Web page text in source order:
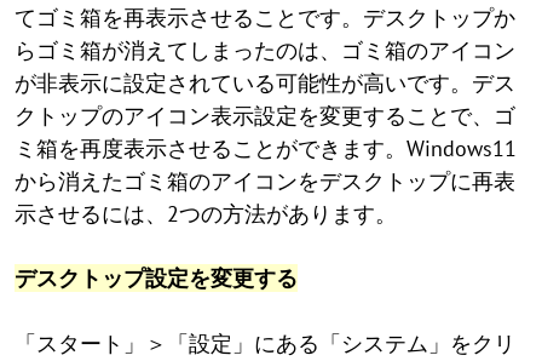
てゴミ箱を再表示させることです。デスクトップか
らゴミ箱が消えてしまったのは、ゴミ箱のアイコン
が非表示に設定されている可能性が高いです。デス
クトップのアイコン表示設定を変更することで、ゴ
ミ箱を再度表示させることができます。Windows11
から消えたゴミ箱のアイコンをデスクトップに再表
示させるには、2つの方法があります。
デスクトップ設定を変更する
「スタート」＞「設定」にある「システム」をクリ